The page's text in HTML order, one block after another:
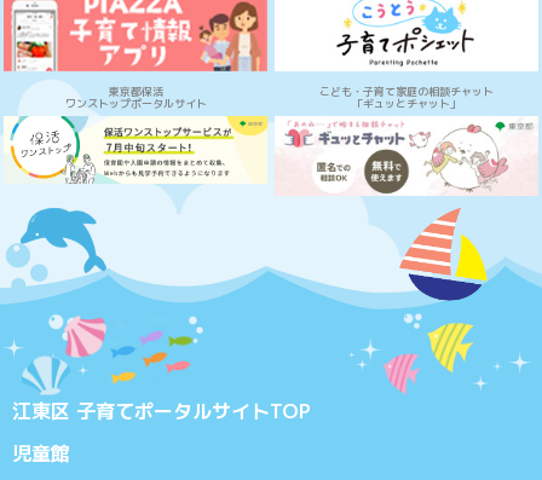
東京都保活
ワンストップポータルサイト
こども・子育て家庭の相談チャット
「ギュッとチャット」
江東区 子育てポータルサイトTOP
児童館